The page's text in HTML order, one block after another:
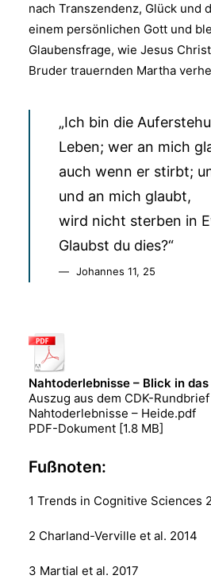
nach Transzendenz, Glück und
einem persönlichen Gott und
Glaubensfrage, wie Jesus
Bruder trauernden Martha
„Ich bin die
Leben; wer an mich
auch wenn er stirbt;
und an mich glaubt,
wird nicht sterben in
Glaubst du dies?“
Johannes 11, 25
Nahtoderlebnisse – Blick in
Auszug aus dem CDK-
Nahtoderlebnisse – Heide.pdf
PDF-Dokument [1.8 MB]
Fußnoten:
1 Trends in Cognitive Sciences
2 Charland-Verville et al. 2014
3 Martial et al. 2017